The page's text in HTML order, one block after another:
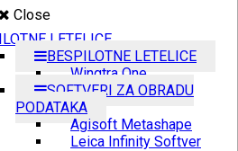
Close
LETELICE
BESPILOTNE LETELICE
Wingtra One
SOFTVERI ZA OBRADU
PODATAKA
Agisoft Metashape
Leica Infinity Softver